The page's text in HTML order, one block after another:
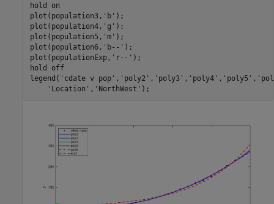
hold
on
plot(population3, 'b' );
plot(population4, 'g' );
plot(population5, 'm' );
plot(population6, 'b--' );
plot(populationExp, 'r--' );
hold
off
legend( 'cdate v pop' , 'poly2' , 'poly3' , 'poly4' , 'poly5' ,
'Location' , 'NorthWest'